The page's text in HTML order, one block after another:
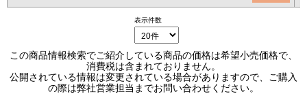
表示件数
この商品情報検索でご紹介している商品の価格は希望小売価格で、
消費税は含まれておりません。
公開されている情報は変更されている場合がありますので、ご購入
の際は弊社営業担当までお問い合わせください。